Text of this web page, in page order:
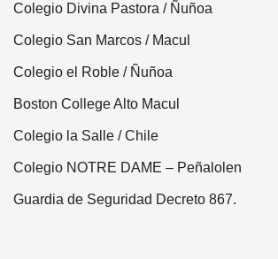
Colegio Divina Pastora / Ñuñoa
Colegio San Marcos / Macul
Colegio el Roble / Ñuñoa
Boston College Alto Macul
Colegio la Salle / Chile
Colegio NOTRE DAME – Peñalolen
Guardia de Seguridad Decreto 867.